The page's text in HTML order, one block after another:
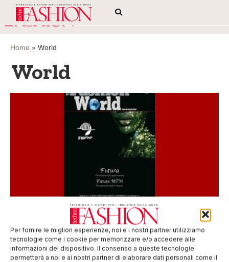
Per fornire le migliori esperienze, noi e i nostri partner utilizziamo
tecnologie come i cookie per memorizzare e/o accedere alle
informazioni del dispositivo. Il consenso a queste tecnologie
permetterà a noi e ai nostri partner di elaborare dati personali come il
Home » World
World
Il nuovo numero di Technofashion World è
Da oggi è disponibile online il secondo numero di
Technofashion World, la rivista studiata per portare la tecnica
e la tecnologia del made in Italy nel mondo. In questo